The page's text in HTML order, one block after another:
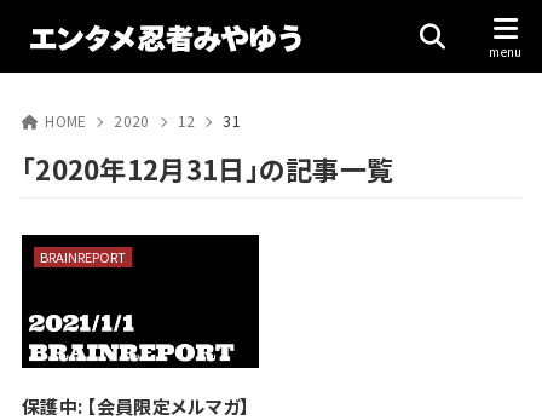
HOME 2020 12 31
「2020年12月31日」の記事一覧
保護中: 【会員限定メルマガ】
BRAINREPORT